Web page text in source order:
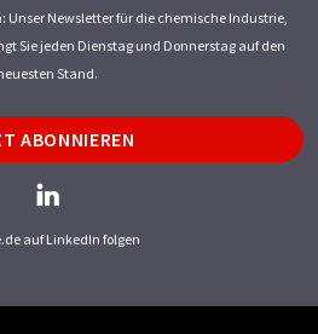
Unser Newsletter für die chemische Industrie,
Sie jeden Dienstag und Donnerstag auf den
Stand.
ABONNIEREN
auf LinkedIn folgen